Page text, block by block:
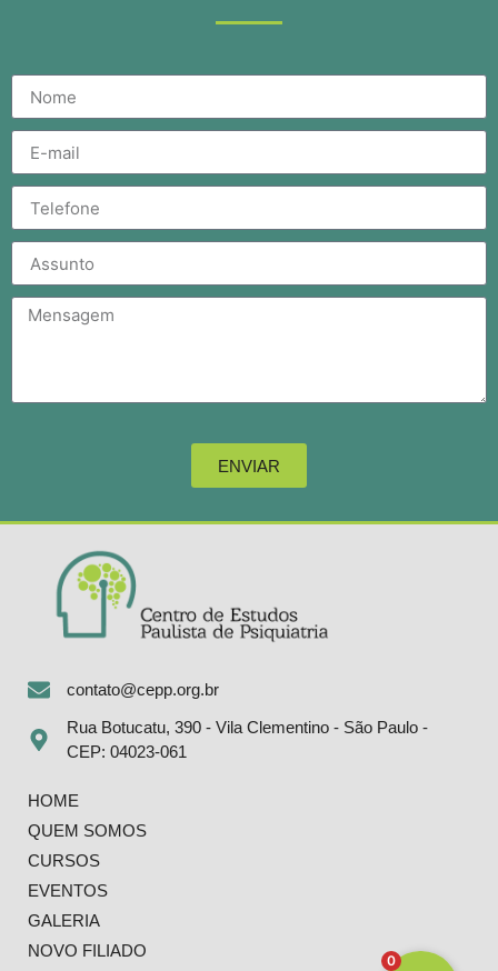
ENVIAR
contato@cepp.org.br
Rua Botucatu, 390 - Vila Clementino - São Paulo -
CEP: 04023-061
HOME
QUEM SOMOS
CURSOS
EVENTOS
GALERIA
NOVO FILIADO
0